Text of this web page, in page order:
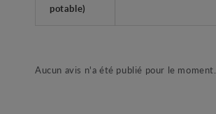
potable)
Aucun avis n'a été publié pour le moment.